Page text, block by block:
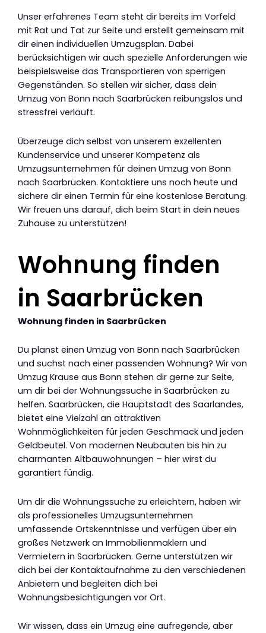
Unser erfahrenes Team steht dir bereits im Vorfeld
mit Rat und Tat zur Seite und erstellt gemeinsam mit
dir einen individuellen Umzugsplan. Dabei
berücksichtigen wir auch spezielle Anforderungen wie
beispielsweise das Transportieren von sperrigen
Gegenständen. So stellen wir sicher, dass dein
Umzug von Bonn nach Saarbrücken reibungslos und
stressfrei verläuft.
Überzeuge dich selbst von unserem exzellenten
Kundenservice und unserer Kompetenz als
Umzugsunternehmen für deinen Umzug von Bonn
nach Saarbrücken. Kontaktiere uns noch heute und
sichere dir einen Termin für eine kostenlose Beratung.
Wir freuen uns darauf, dich beim Start in dein neues
Zuhause zu unterstützen!
Wohnung finden
in Saarbrücken
Wohnung finden in Saarbrücken
Du planst einen Umzug von Bonn nach Saarbrücken
und suchst nach einer passenden Wohnung? Wir von
Umzug Krause aus Bonn stehen dir gerne zur Seite,
um dir bei der Wohnungssuche in Saarbrücken zu
helfen. Saarbrücken, die Hauptstadt des Saarlandes,
bietet eine Vielzahl an attraktiven
Wohnmöglichkeiten für jeden Geschmack und jeden
Geldbeutel. Von modernen Neubauten bis hin zu
charmanten Altbauwohnungen – hier wirst du
garantiert fündig.
Um dir die Wohnungssuche zu erleichtern, haben wir
als professionelles Umzugsunternehmen
umfassende Ortskenntnisse und verfügen über ein
großes Netzwerk an Immobilienmaklern und
Vermietern in Saarbrücken. Gerne unterstützen wir
dich bei der Kontaktaufnahme zu den verschiedenen
Anbietern und begleiten dich bei
Wohnungsbesichtigungen vor Ort.
Wir wissen, dass ein Umzug eine aufregende, aber